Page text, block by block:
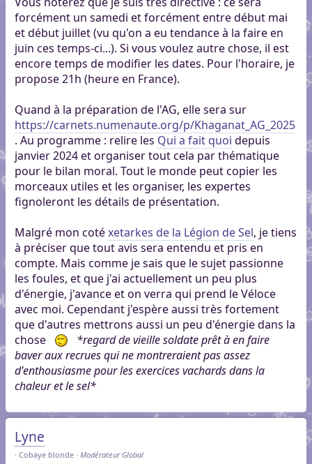
forcément un samedi et forcément entre début mai
et début juillet (vu qu'on a eu tendance à la faire en
juin ces temps-ci...). Si vous voulez autre chose, il est
encore temps de modifier les dates. Pour l'horaire, je
propose 21h (heure en France).
Quand à la préparation de l'AG, elle sera sur
https://carnets.numenaute.org/p/Khaganat_AG_2025
. Au programme : relire les Qui a fait quoi depuis
janvier 2024 et organiser tout cela par thématique
pour le bilan moral. Tout le monde peut copier les
morceaux utiles et les organiser, les expertes
fignoleront les détails de présentation.
Malgré mon cotéxetarkes de la Légion de Sel, je tiens
à préciser que tout avis sera entendu et pris en
compte. Mais comme je sais que le sujet passionne
les foules, et que j'ai actuellement un peu plus
d'énergie, j'avance et on verra qui prend le Véloce
avec moi. Cependant j'espère aussi très fortement
que d'autres mettrons aussi un peu d'énergie dans la
chose
*regard de vieille soldate prêt à en faire
baver aux recrues qui ne montreraient pas assez
d'enthousiasme pour les exercices vachards dans la
chaleur et le sel*
Lyne
Cobaye blonde Modérateur Global